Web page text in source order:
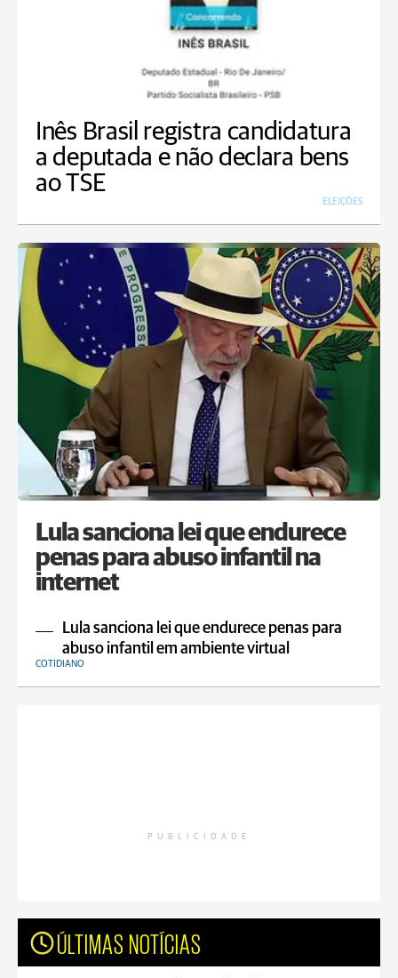
Inês Brasil registra candidatura
a deputada e não declara bens
ao TSE
ELEIÇÕES
Lula sanciona lei que endurece
penas para abuso infantil na
internet
Lula sanciona lei que endurece penas para
abuso infantil em ambiente virtual
COTIDIANO
PUBLICIDADE
ÚLTIMAS NOTÍCIAS